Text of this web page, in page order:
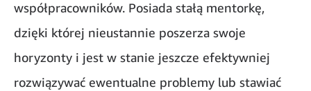
współpracowników. Posiada stałą mentorkę,
dzięki której nieustannie poszerza swoje
horyzonty i jest w stanie jeszcze efektywniej
rozwiązywać ewentualne problemy lub stawiać